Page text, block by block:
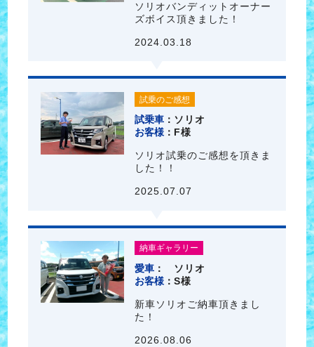
ソリオバンディットオーナー
ズボイス頂きました！
2024.03.18
試乗のご感想
試乗車
ソリオ
お客様
F様
ソリオ試乗のご感想を頂きま
した！！
2025.07.07
納車ギャラリー
愛車
ソリオ
お客様
S様
新車ソリオご納車頂きまし
た！
2026.08.06